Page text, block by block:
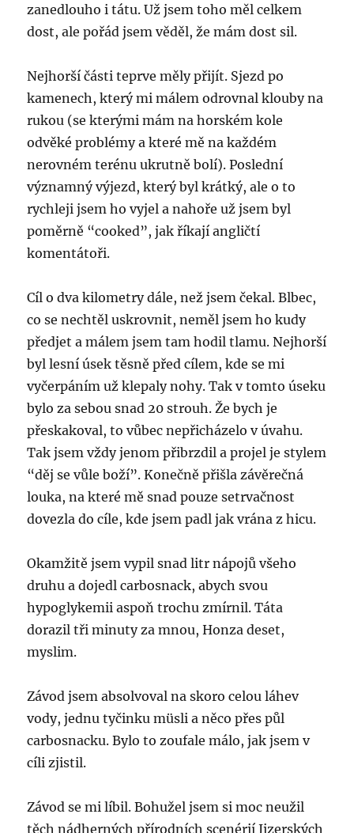
zanedlouho i tátu. Už jsem toho měl celkem
dost, ale pořád jsem věděl, že mám dost sil.
Nejhorší části teprve měly přijít. Sjezd po
kamenech, který mi málem odrovnal klouby na
rukou (se kterými mám na horském kole
odvěké problémy a které mě na každém
nerovném terénu ukrutně bolí). Poslední
významný výjezd, který byl krátký, ale o to
rychleji jsem ho vyjel a nahoře už jsem byl
poměrně “cooked”, jak říkají angličtí
komentátoři.
Cíl o dva kilometry dále, než jsem čekal. Blbec,
co se nechtěl uskrovnit, neměl jsem ho kudy
předjet a málem jsem tam hodil tlamu. Nejhorší
byl lesní úsek těsně před cílem, kde se mi
vyčerpáním už klepaly nohy. Tak v tomto úseku
bylo za sebou snad 20 strouh. Že bych je
přeskakoval, to vůbec nepřicházelo v úvahu.
Tak jsem vždy jenom přibrzdil a projel je stylem
“děj se vůle boží”. Konečně přišla závěrečná
louka, na které mě snad pouze setrvačnost
dovezla do cíle, kde jsem padl jak vrána z hicu.
Okamžitě jsem vypil snad litr nápojů všeho
druhu a dojedl carbosnack, abych svou
hypoglykemii aspoň trochu zmírnil. Táta
dorazil tři minuty za mnou, Honza deset,
myslim.
Závod jsem absolvoval na skoro celou láhev
vody, jednu tyčinku müsli a něco přes půl
carbosnacku. Bylo to zoufale málo, jak jsem v
cíli zjistil.
Závod se mi líbil. Bohužel jsem si moc neužil
těch nádherných přírodních scenérií Jizerských